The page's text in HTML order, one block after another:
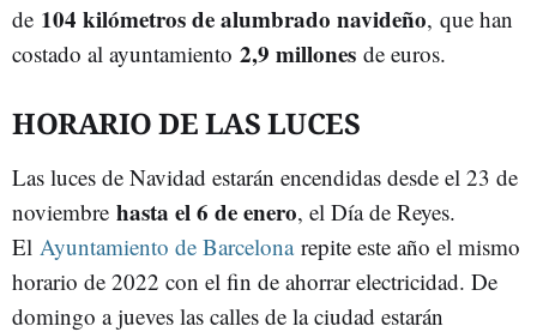
de 104 kilómetros de alumbrado navideño, que han
costado al ayuntamiento 2,9 millones de euros.
HORARIO DE LAS LUCES
Las luces de Navidad estarán encendidas desde el 23 de
noviembre hasta el 6 de enero, el Día de Reyes.
El Ayuntamiento de Barcelona repite este año el mismo
horario de 2022 con el fin de ahorrar electricidad. De
domingo a jueves las calles de la ciudad estarán